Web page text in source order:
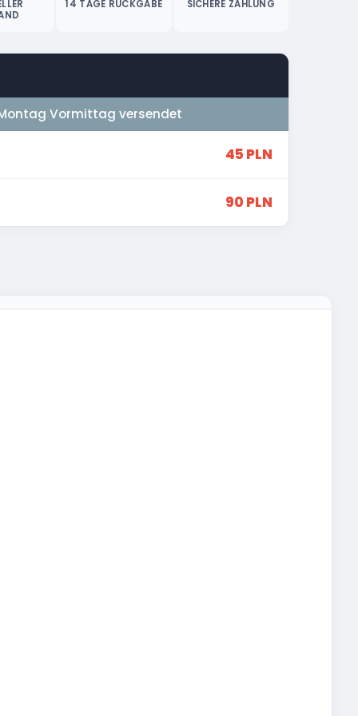
14 TAGE RÜCKGABE SICHERE ZAHLUNG
Vormittag versendet
45 PLN
90 PLN